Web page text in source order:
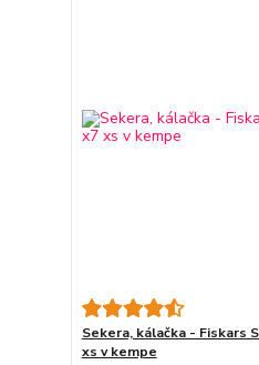
Sekera, kálačka - Fiskars
xs v kempe